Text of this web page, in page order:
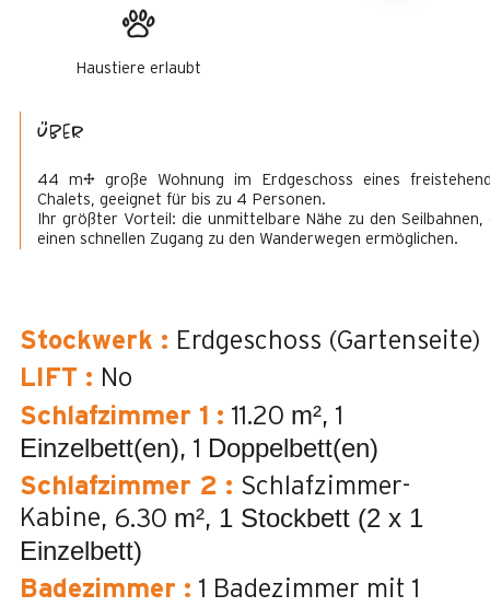
Haustiere erlaubt
Über
44 m² große Wohnung im Erdgeschoss eines
Chalets, geeignet für bis zu 4 Personen.
Ihr größter Vorteil: die unmittelbare Nähe zu den Seilbahnen,
einen schnellen Zugang zu den Wanderwegen ermöglichen.
Stockwerk : Erdgeschoss (Gartenseite)
LIFT : No
Schlafzimmer 1 : 11.20 m² 1
Einzelbett(en) 1 Doppelbett(en)
Schlafzimmer 2 : Schlafzimmer-
Kabine
6.30 m² 1 Stockbett (2 x 1
Einzelbett)
Badezimmer : 1 Badezimmer mit 1